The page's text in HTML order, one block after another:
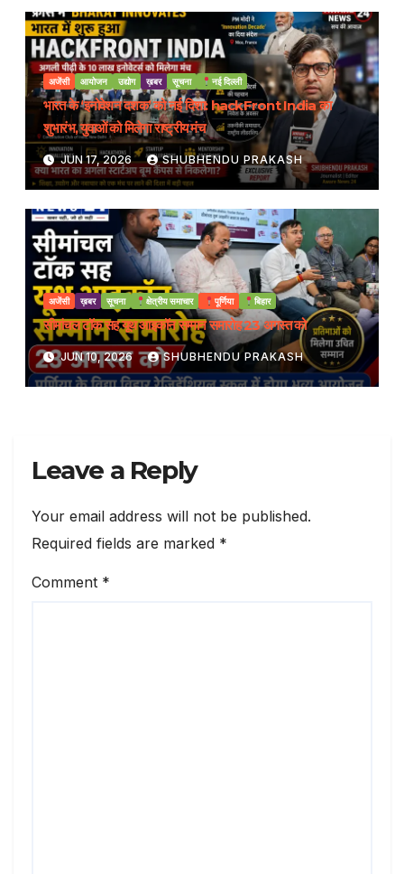
अजेंसी आयोजन उद्योग ख़बर सूचना नई दिल्ली
भारत के ‘इनोवेशन दशक’ को नई दिशा: hackFront India का
शुभारंभ, युवाओं को मिलेगा राष्ट्रीय मंच
JUN 17, 2026 SHUBHENDU PRAKASH
अजेंसी ख़बर सूचना क्षेत्रीय समाचार पूर्णिया बिहार
सीमांचल टॉक सह यूथ आइकॉन सम्मान समारोह 23 अगस्त को
JUN 10, 2026 SHUBHENDU PRAKASH
Leave a Reply
Your email address will not be published.
Required fields are marked *
Comment *